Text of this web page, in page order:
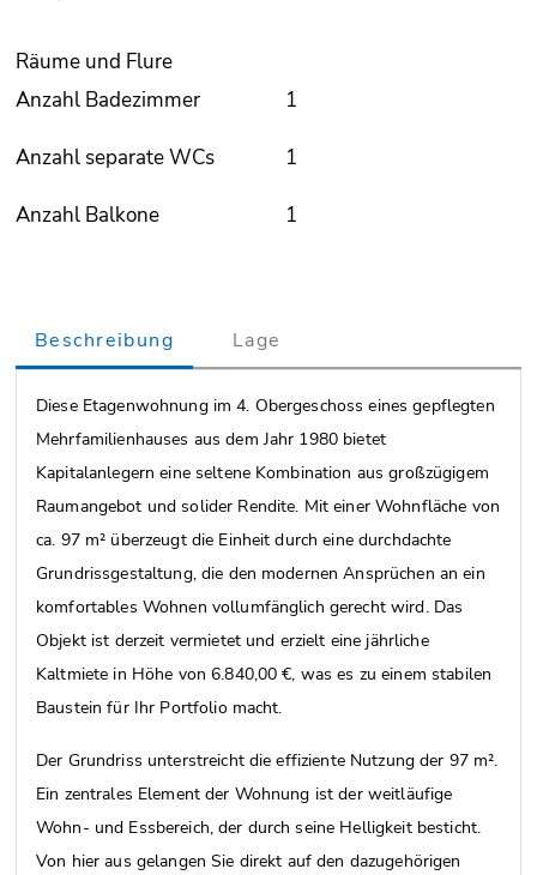
Räume und Flure
Anzahl Badezimmer
1
Anzahl separate WCs 1
Anzahl Balkone 1
Beschreibung Lage
Diese Etagenwohnung im 4. Obergeschoss eines gepflegten
Mehrfamilienhauses aus dem Jahr 1980 bietet
Kapitalanlegern eine seltene Kombination aus großzügigem
Raumangebot und solider Rendite. Mit einer Wohnfläche von
ca. 97 m² überzeugt die Einheit durch eine durchdachte
Grundrissgestaltung, die den modernen Ansprüchen an ein
komfortables Wohnen vollumfänglich gerecht wird. Das
Objekt ist derzeit vermietet und erzielt eine jährliche
Kaltmiete in Höhe von 6.840,00 €, was es zu einem stabilen
Baustein für Ihr Portfolio macht.
Der Grundriss unterstreicht die effiziente Nutzung der 97 m².
Ein zentrales Element der Wohnung ist der weitläufige
Wohn- und Essbereich, der durch seine Helligkeit besticht.
Von hier aus gelangen Sie direkt auf den dazugehörigen